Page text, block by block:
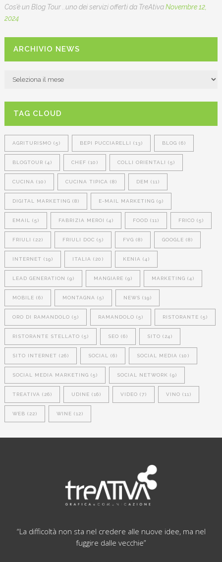
Cos’è un Blog Tour ..uno dei servizi offerti da TreAtivaNovembre 12,
2024
ARCHIVIO NEWS
ARCHIVIO
TAG CLOUD
AGRITURISMO (5) BEPI PUCCIARELLI (13) BLOG (6)
BLOGTOUR (4) CHEF (10) COLLI ORIENTALI (5)
CUCINA (10) CUCINA TIPICA (8) DEM (11)
DIGITAL MARKETING (8) E-MAIL MARKETING (9)
EMAIL (5) FABRIZIA MEROI (4) FOOD (11) FRICO (5)
FRIULI (22) FRIULI DOC (5) FVG (8) GOOGLE (8)
INTERNET (19) ITALIA (20) KENIA (4)
LEAD GENERATION (9) MANGIARE (9) MARKETING (4)
MOBILE (6) MONTAGNA (5) NEWS (19)
ORO DI RAMANDOLO (5) RAMANDOLO (5) RISTORANTE (5)
RISTORANTE STELLATO (5) SEO (6) SITO (24)
SITO INTERNET (26) SOCIAL (6) SOCIAL MEDIA (10)
SOCIAL MEDIA MARKETING (5) SOCIAL NETWORK (9)
TREATIVA (26) UDINE (16) VIDEO (7) VINO (11)
WEB (22) WINE (12)
“La difficoltà non sta nel credere alle nuove idee, ma nel
fuggire dalle vecchie”